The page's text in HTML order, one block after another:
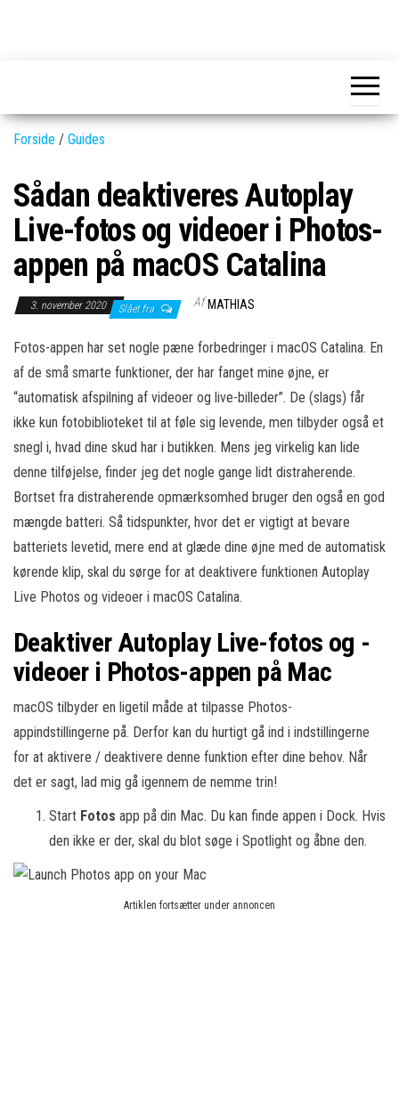
nyeste
Forside / Guides
Sådan deaktiveres Autoplay
Live-fotos og videoer i Photos-
appen på macOS Catalina
3. november 2020 Slået fra Af MATHIAS
Fotos-appen har set nogle pæne forbedringer i macOS Catalina. En
af de små smarte funktioner, der har fanget mine øjne, er
“automatisk afspilning af videoer og live-billeder”. De (slags) får
ikke kun fotobiblioteket til at føle sig levende, men tilbyder også et
snegl i, hvad dine skud har i butikken. Mens jeg virkelig kan lide
denne tilføjelse, finder jeg det nogle gange lidt distraherende.
Bortset fra distraherende opmærksomhed bruger den også en god
mængde batteri. Så tidspunkter, hvor det er vigtigt at bevare
batteriets levetid, mere end at glæde dine øjne med de automatisk
kørende klip, skal du sørge for at deaktivere funktionen Autoplay
Live Photos og videoer i macOS Catalina.
Deaktiver Autoplay Live-fotos og -
videoer i Photos-appen på Mac
macOS tilbyder en ligetil måde at tilpasse Photos-
appindstillingerne på. Derfor kan du hurtigt gå ind i indstillingerne
for at aktivere / deaktivere denne funktion efter dine behov. Når
det er sagt, lad mig gå igennem de nemme trin!
Start Fotos app på din Mac. Du kan finde appen i Dock. Hvis
den ikke er der, skal du blot søge i Spotlight og åbne den.
Artiklen fortsætter under annoncen